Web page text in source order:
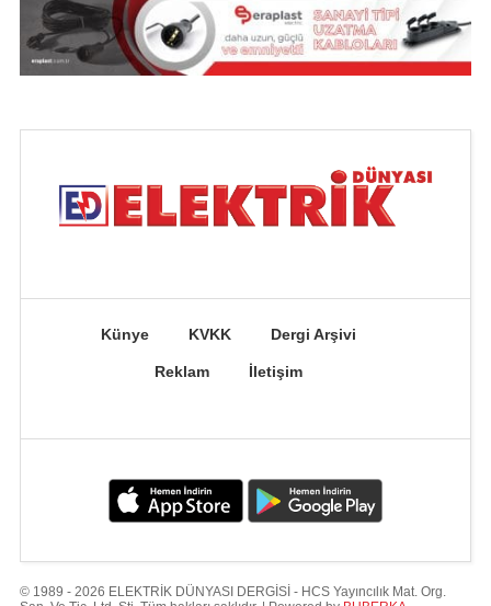
Künye KVKK Dergi Arşivi
Reklam İletişim
© 1989 - 2026 ELEKTRİK DÜNYASI DERGİSİ - HCS Yayıncılık Mat. Org.